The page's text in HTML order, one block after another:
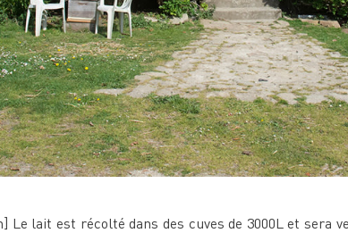
lait est récolté dans des cuves de 3000L et sera